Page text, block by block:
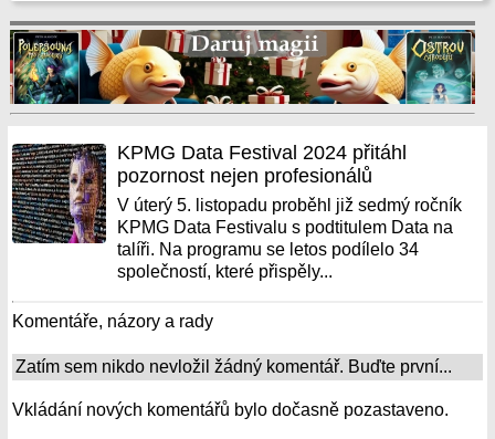
KPMG Data Festival 2024 přitáhl
pozornost nejen profesionálů
V úterý 5. listopadu proběhl již sedmý ročník
KPMG Data Festivalu s podtitulem Data na
talíři. Na programu se letos podílelo 34
společností, které přispěly...
Komentáře, názory a rady
Zatím sem nikdo nevložil žádný komentář. Buďte první...
Vkládání nových komentářů bylo dočasně pozastaveno.